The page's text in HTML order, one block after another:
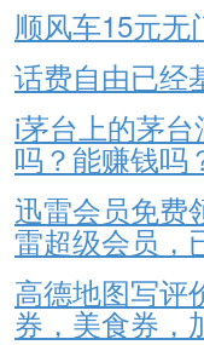
顺风车15元无
话费自由已经
i茅台上的茅
吗？能赚钱吗
迅雷会员免费
雷超级会员，
高德地图写评
券，美食券，